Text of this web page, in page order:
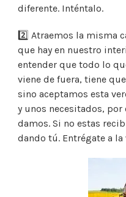
diferente. Inténtalo.
2️⃣ Atraemos la misma
que hay en nuestro
entender que todo lo
viene de fuera, tiene
sino aceptamos esta
y unos necesitados,
damos. Si no estas
dando tú. Entrégate a la